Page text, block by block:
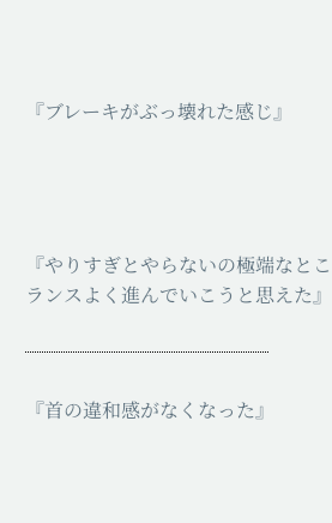
『ブレーキがぶっ壊れた感じ』
『やりすぎとやらないの極端なと
ランスよく進んでいこうと思えた』
『首の違和感がなくなった』